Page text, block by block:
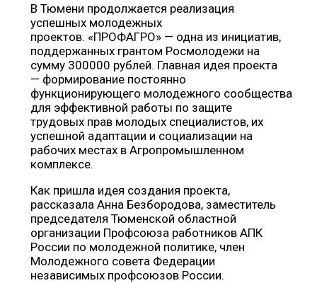
В Тюмени продолжается реализация
успешных молодежных
проектов. «ПРОФАГРО» — одна из инициатив,
поддержанных грантом Росмолодежи на
сумму 300000 рублей. Главная идея проекта
— формирование постоянно
функционирующего молодежного сообщества
для эффективной работы по защите
трудовых прав молодых специалистов, их
успешной адаптации и социализации на
рабочих местах в Агропромышленном
комплексе.
Как пришла идея создания проекта,
рассказала Анна Безбородова, заместитель
председателя Тюменской областной
организации Профсоюза работников АПК
России по молодежной политике, член
Молодежного совета Федерации
независимых профсоюзов России.